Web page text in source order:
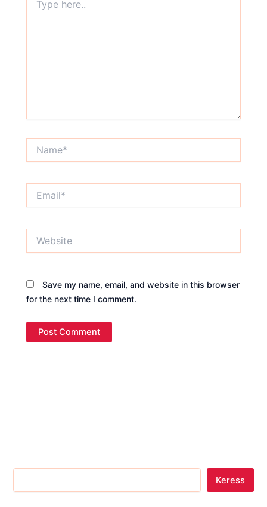
here..
Save my name, email, and website in this browser
for the next time I comment.
Keress